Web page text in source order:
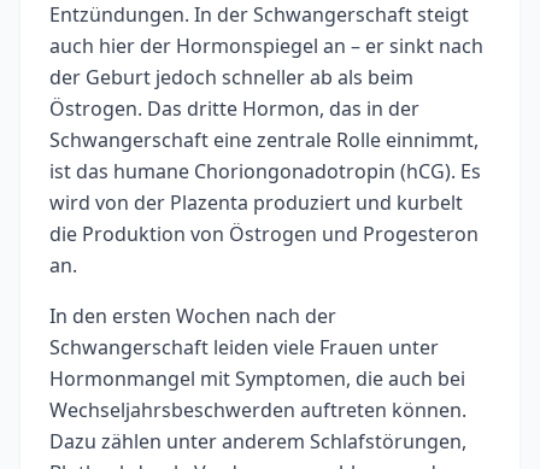
Entzündungen. In der Schwangerschaft steigt
auch hier der Hormonspiegel an – er sinkt nach
der Geburt jedoch schneller ab als beim
Östrogen. Das dritte Hormon, das in der
Schwangerschaft eine zentrale Rolle einnimmt,
ist das humane Choriongonadotropin (hCG). Es
wird von der Plazenta produziert und kurbelt
die Produktion von Östrogen und Progesteron
an.
In den ersten Wochen nach der
Schwangerschaft leiden viele Frauen unter
Hormonmangel mit Symptomen, die auch bei
Wechseljahrsbeschwerden auftreten können.
Dazu zählen unter anderem Schlafstörungen,